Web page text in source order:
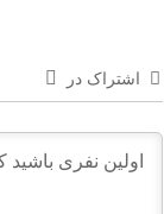
اشتراک در